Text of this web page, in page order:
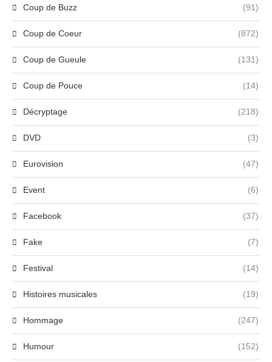
Coup de Buzz (91)
Coup de Coeur (872)
Coup de Gueule (131)
Coup de Pouce (14)
Décryptage (218)
DVD (3)
Eurovision (47)
Event (6)
Facebook (37)
Fake (7)
Festival (14)
Histoires musicales (19)
Hommage (247)
Humour (152)